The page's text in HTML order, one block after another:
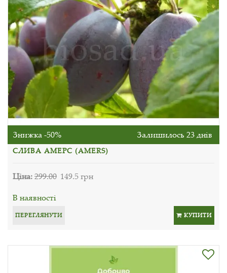
Знижка -50% Залишилось 23 днів
СЛИВА АМЕРС (AMERS)
Ціна:299.00 149.5 грн
В наявності
ПЕРЕГЛЯНУТИ КУПИТИ